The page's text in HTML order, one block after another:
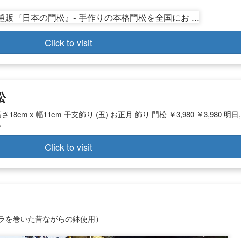
Click to visit
18cm x 幅11cm 干支飾り (丑) お正月 飾り 門松 ￥3,980 ￥3,980 明日,
Click to visit
巻いた昔ながらの鉢使用）